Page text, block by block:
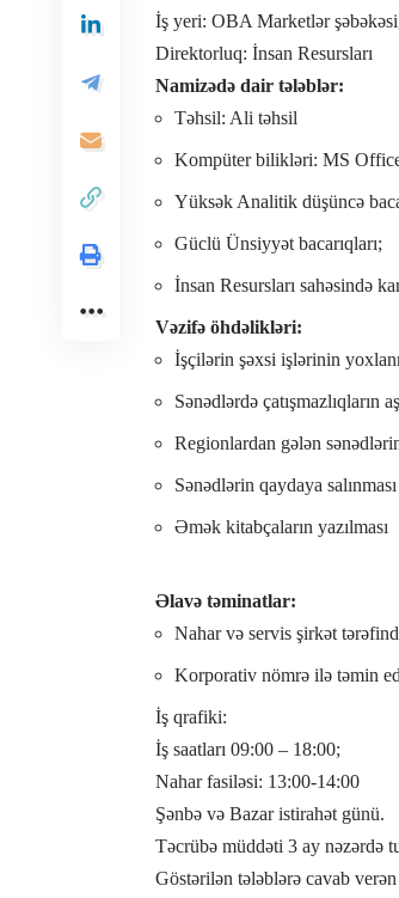
İş yeri: OBA Marketlər
Direktorluq: İnsan Resursları
Namizədə dair tələblər:
Təhsil: Ali təhsil
Kompüter bilikləri: MS
Yüksək Analitik düşüncə
Güclü Ünsiyyət bacarıqları;
İnsan Resursları sahəsində
Vəzifə öhdəlikləri:
İşçilərin şəxsi işlərinin
Sənədlərdə çatışmazlıqların
Regionlardan gələn
Sənədlərin qaydaya
Əmək kitabçaların yazılması
Əlavə təminatlar:
Nahar və servis şirkət
Korporativ nömrə ilə təmin
İş qrafiki:
İş saatları 09:00 – 18:00;
Nahar fasiləsi: 13:00-14:00
Şənbə və Bazar istirahət günü.
Təcrübə müddəti 3 ay nəzərdə
Göstərilən tələblərə cavab